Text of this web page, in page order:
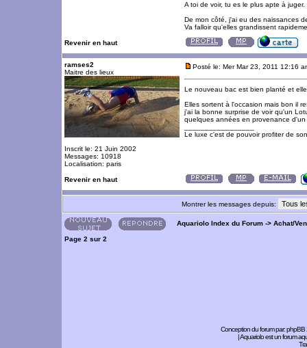
A toi de voir, tu es le plus apte à juger.
De mon côté, j'ai eu des naissances
Va falloir qu'elles grandissent
Revenir en haut
ramses2
Maitre des lieux
Inscrit le: 21 Juin 2002
Messages: 10918
Localisation: paris
Posté le: Mer Mar 23, 2011 12:16
Le nouveau bac est bien planté et
Elles sortent à l'occasion mais bon il
j'ai la bonne surprise de voir qu'un
quelques années en provenance
Le luxe c'est de pouvoir profiter de
Revenir en haut
Montrer les messages depuis:
Aquariolo Index du Forum -> Achat/
Page 2 sur 2
Conception du forum par:phpBB
| Aquariolo est un forum